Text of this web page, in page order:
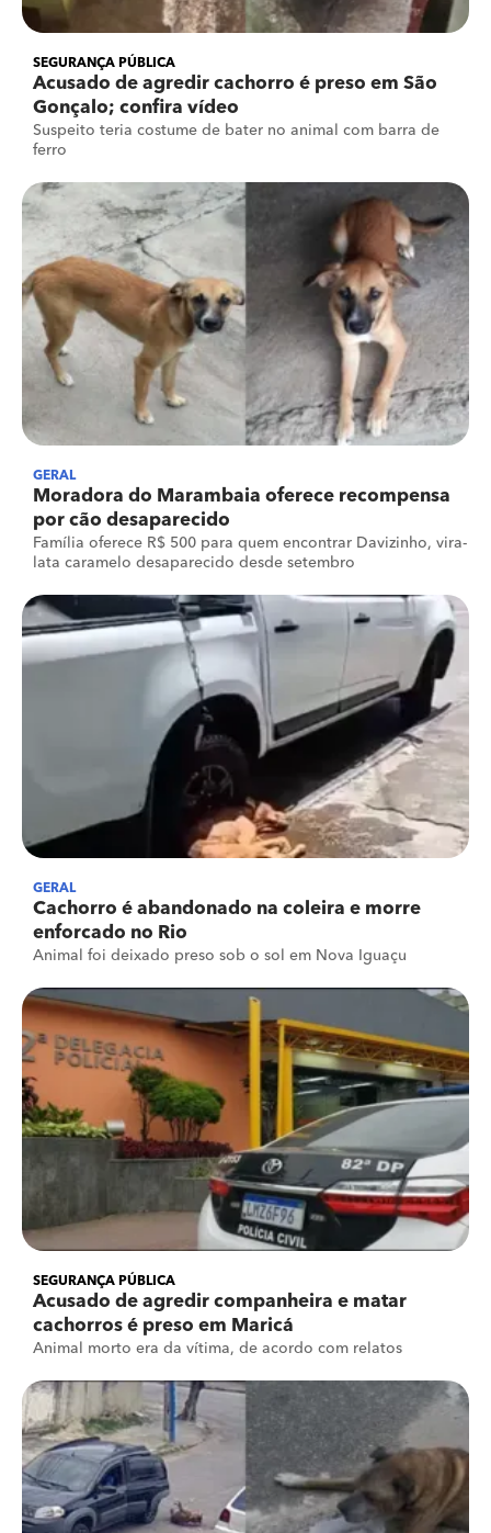
SEGURANÇA PÚBLICA
Acusado de agredir cachorro é preso em São
Gonçalo; confira vídeo
Suspeito teria costume de bater no animal com barra de
ferro
GERAL
Moradora do Marambaia oferece recompensa
por cão desaparecido
Família oferece R$ 500 para quem encontrar Davizinho, vira-
lata caramelo desaparecido desde setembro
GERAL
Cachorro é abandonado na coleira e morre
enforcado no Rio
Animal foi deixado preso sob o sol em Nova Iguaçu
SEGURANÇA PÚBLICA
Acusado de agredir companheira e matar
cachorros é preso em Maricá
Animal morto era da vítima, de acordo com relatos